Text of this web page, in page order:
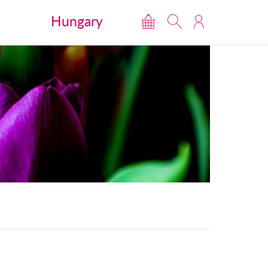
Hungary